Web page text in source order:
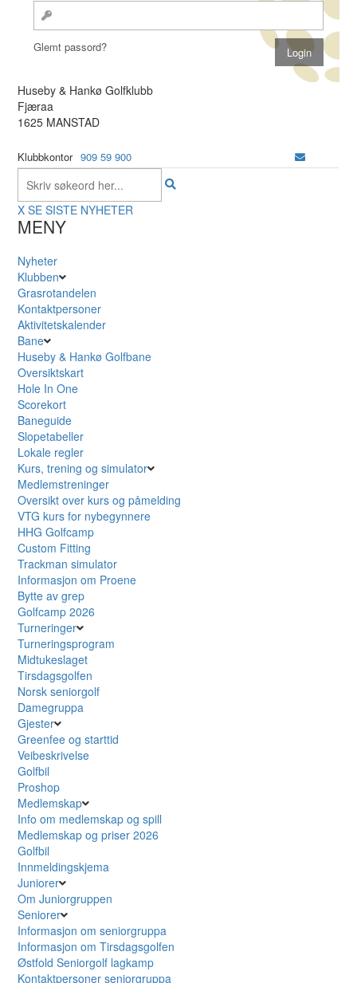
Glemt passord?
Huseby & Hankø Golfklubb
Fjæraa
1625 MANSTAD
Klubbkontor 909 59 900
X SE SISTE NYHETER
MENY
Nyheter
Klubben
Grasrotandelen
Kontaktpersoner
Aktivitetskalender
Bane
Huseby & Hankø Golfbane
Oversiktskart
Hole In One
Scorekort
Baneguide
Slopetabeller
Lokale regler
Kurs, trening og simulator
Medlemstreninger
Oversikt over kurs og påmelding
VTG kurs for nybegynnere
HHG Golfcamp
Custom Fitting
Trackman simulator
Informasjon om Proene
Bytte av grep
Golfcamp 2026
Turneringer
Turneringsprogram
Midtukeslaget
Tirsdagsgolfen
Norsk seniorgolf
Damegruppa
Gjester
Greenfee og starttid
Veibeskrivelse
Golfbil
Proshop
Medlemskap
Info om medlemskap og spill
Medlemskap og priser 2026
Golfbil
Innmeldingskjema
Juniorer
Om Juniorgruppen
Seniorer
Informasjon om seniorgruppa
Informasjon om Tirsdagsgolfen
Østfold Seniorgolf lagkamp
Kontaktpersoner seniorgruppa